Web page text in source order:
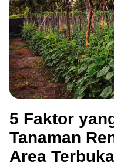
5 Faktor
Tanaman
Area Terbuka